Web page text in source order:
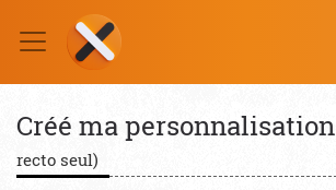
Créé ma personnalisation
recto seul)